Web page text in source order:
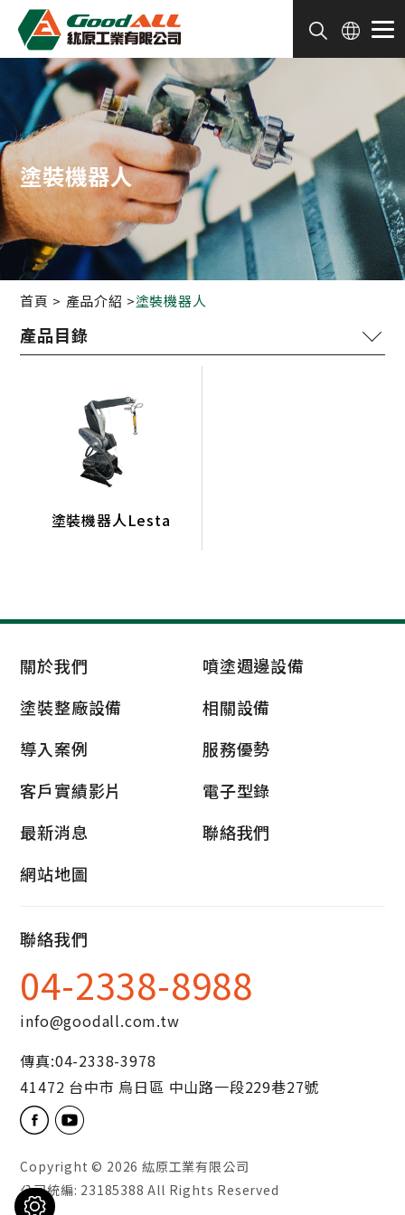
塗裝機器人
首頁 產品介紹 塗裝機器人
塗裝整廠設備
相關設備
塗裝機器人Lesta
關於我們
噴塗週邊設備
塗裝整廠設備
相關設備
導入案例
服務優勢
客戶實績影片
電子型錄
最新消息
聯絡我們
網站地圖
聯絡我們
04-2338-8988
info@goodall.com.tw
傳真:04-2338-3978
41472 台中市 烏日區 中山路一段229巷27號
Copyright © 2026 紘原工業有限公司
公司統編: 23185388 All Rights Reserved
Cookie管理面板